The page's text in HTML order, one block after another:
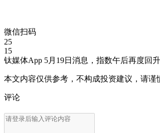
微信扫码
25
15
钛媒体App 5月19日消息，指数午后再度回
本文内容仅供参考，不构成投资建议，请谨
评论